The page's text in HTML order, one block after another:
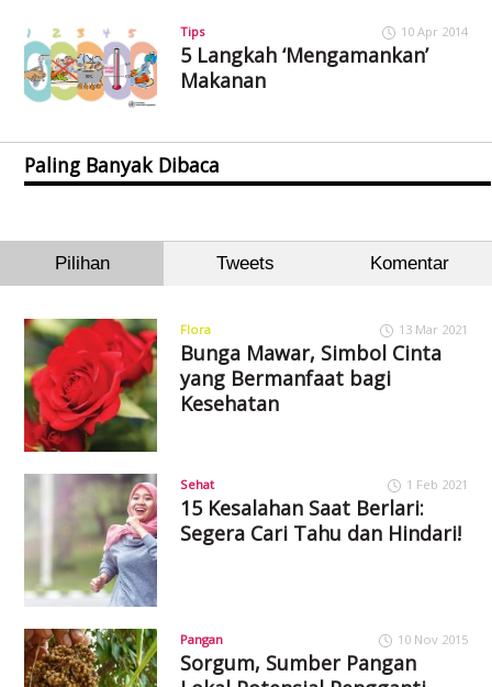
Tips 10 Apr 2014
5 Langkah ‘Mengamankan’
Makanan
Paling Banyak Dibaca
Pilihan Tweets Komentar
Flora 13 Mar 2021
Bunga Mawar, Simbol Cinta
yang Bermanfaat bagi
Kesehatan
Sehat 1 Feb 2021
15 Kesalahan Saat Berlari:
Segera Cari Tahu dan Hindari!
Pangan 10 Nov 2015
Sorgum, Sumber Pangan